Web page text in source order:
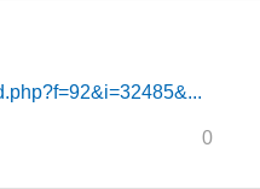
0